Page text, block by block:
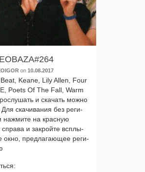
on 10.08.2017
Keane, Lily Allen, Four
Poets Of The Fall, Warm
и ска­чать мож­но
ска­чи­ва­ния без реги­
нажми­те на крас­ную
спра­ва и закрой­те всплы­
окно, пред­ла­га­ю­щее реги­